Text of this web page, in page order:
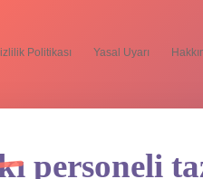
Politikası Yasal Uyarı
personeli